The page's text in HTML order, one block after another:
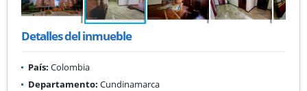
Detalles del inmueble
País: Colombia
Departamento: Cundinamarca